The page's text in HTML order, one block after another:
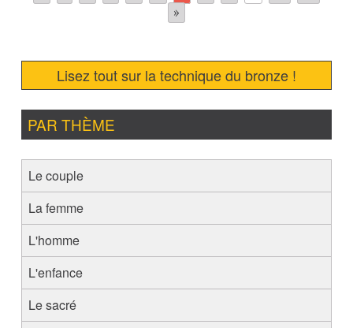
»
Lisez tout sur la technique du bronze !
PAR THÈME
Le couple
La femme
L'homme
L'enfance
Le sacré